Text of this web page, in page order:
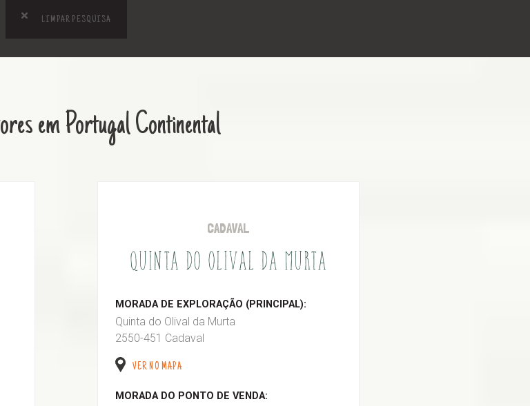
LIMPAR PESQUISA
em Portugal Continental
CADAVAL
QUINTA DO OLIVAL DA MURTA
MORADA DE EXPLORAÇÃO (PRINCIPAL):
Quinta do Olival da Murta
2550-451 Cadaval
VER NO MAPA
MORADA DO PONTO DE VENDA: